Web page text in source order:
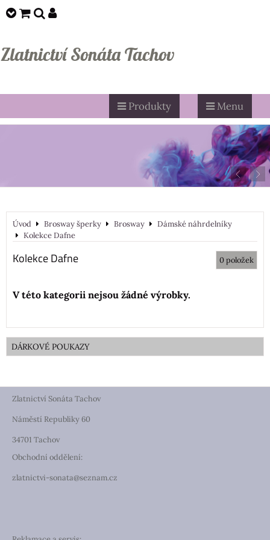
Zlatnictví Sonáta Tachov
Produkty Menu
Úvod Brosway šperky Brosway
Dámské náhrdelníky
Kolekce Dafne
Kolekce Dafne 0položek
DÁRKOVÉ POUKAZY
Zlatnictví Sonáta Tachov
Náměstí Republiky 60
34701 Tachov
Obchodní oddělení:
zlatnictvi-sonata@seznam.cz